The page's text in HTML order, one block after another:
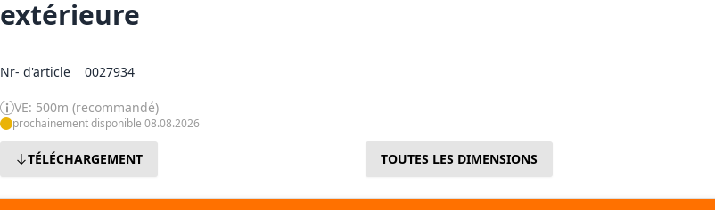
extérieure
Nr- d'article 0027934
VE: 500m (recommandé)
prochainement disponible 08.08.2026
TÉLÉCHARGEMENT TOUTES LES DIMENSIONS